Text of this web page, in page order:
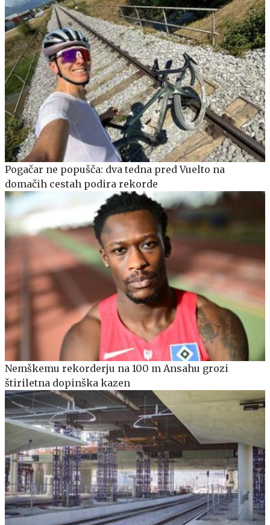
Pogačar ne popušča: dva tedna pred Vuelto na
domačih cestah podira rekorde
Nemškemu rekorderju na 100 m Ansahu grozi
štiriletna dopinška kazen